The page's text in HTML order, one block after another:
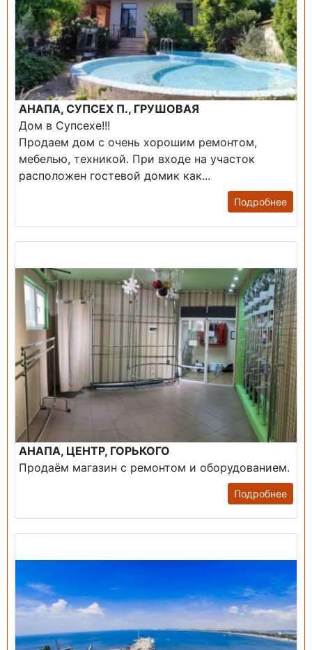
АНАПА, СУПСЕХ П., ГРУШОВАЯ
Дом в Супсехе!!!
Продаем дом с очень хорошим ремонтом,
мебелью, техникой. При входе на участок
расположен гостевой домик как...
Подробнее
АНАПА, ЦЕНТР, ГОРЬКОГО
Продаём магазин с ремонтом и оборудованием.
Подробнее